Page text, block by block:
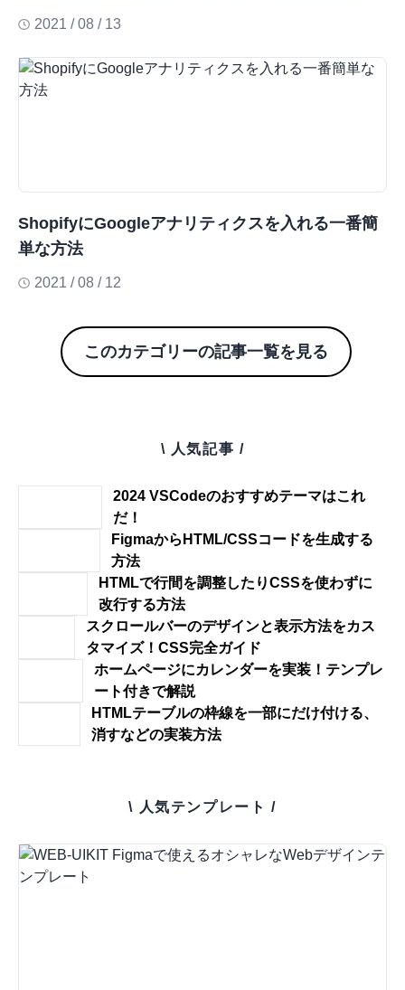
2021 / 08 / 13
ShopifyにGoogleアナリティクスを入れる一番簡
単な方法
2021 / 08 / 12
このカテゴリーの記事一覧を見る
\ 人気記事 /
2024 VSCodeのおすすめテーマはこれ
だ！
FigmaからHTML/CSSコードを生成する
方法
HTMLで行間を調整したりCSSを使わずに
改行する方法
スクロールバーのデザインと表示方法をカス
タマイズ！CSS完全ガイド
ホームページにカレンダーを実装！テンプレ
ート付きで解説
HTMLテーブルの枠線を一部にだけ付ける、
消すなどの実装方法
\ 人気テンプレート /